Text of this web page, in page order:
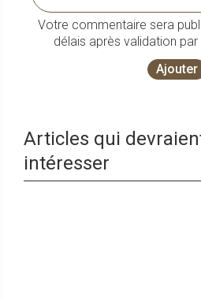
Votre commentaire sera
délais après validation
Ajouter
Articles qui
intéresser